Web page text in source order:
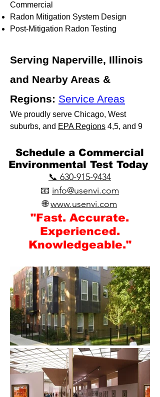
Commercial
Radon Mitigation System Design
Post-Mitigation Radon Testing
Serving Naperville, Illinois
and Nearby Areas &
Regions: Service Areas
We proudly serve Chicago, West
suburbs, and EPA Regions 4,5, and 9
​Schedule a Commercial
Environmental Test Today
📞 630-915-9434
📧 info@usenvi.com
🌐www.usenvi.com​
"Fast. Accurate.
Experienced.
Knowledgeable."